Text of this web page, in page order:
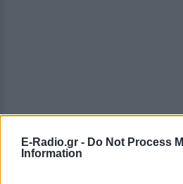
E-Radio.gr - Do Not Process
Information